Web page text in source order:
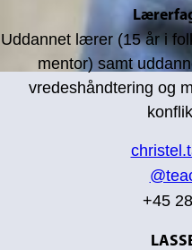
Uddannet lærer (15 år i
mentor) samt
vredeshåndtering og
+45